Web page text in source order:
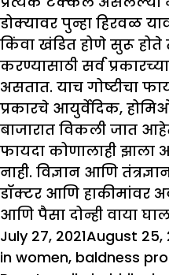
डोक्यावर पुन्हा हिरवळ
किंवा खंडित होणे सुरू होते
करण्यासाठी सर्व
असतात. याच गोष्टीचा
प्रकारचे आयुर्वेदिक,
बाजारात विकली जात
फायदा कोणालाही
नाही. विज्ञान आणि
डॉक्टर आणि
आणि पैसा दोन्ही वाया
Posted
on
July 27, 2021August 25,
in women, baldness